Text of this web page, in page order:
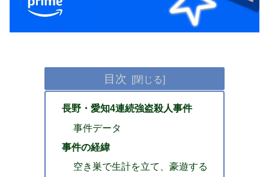
目次
長野・愛知4連続強盗殺人事件
事件データ
事件の経緯
空き巣で生計を立て、豪遊する